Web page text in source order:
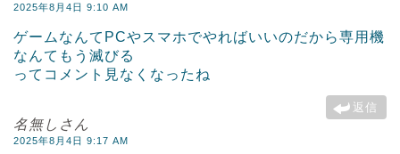
2025年8月4日 9:10 AM
ゲームなんてPCやスマホでやればいいのだから専用機
なんてもう滅びる
ってコメント見なくなったね
返信
名無しさん
2025年8月4日 9:17 AM